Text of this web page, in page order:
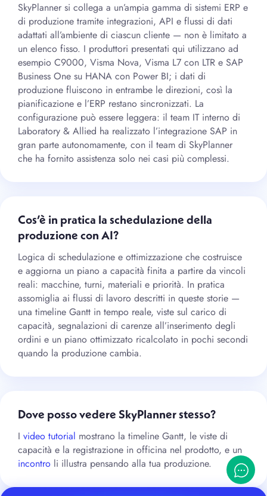
SkyPlanner si collega a un’ampia gamma di sistemi ERP e
di produzione tramite integrazioni, API e flussi di dati
adattati all’ambiente di ciascun cliente — non è limitato a
un elenco fisso. I produttori presentati qui utilizzano ad
esempio C9000, Visma Nova, Visma L7 con LTR e SAP
Business One su HANA con Power BI; i dati di
produzione fluiscono in entrambe le direzioni, così la
pianificazione e l’ERP restano sincronizzati. La
configurazione può essere leggera: il team IT interno di
Laboratory & Allied ha realizzato l’integrazione SAP in
gran parte autonomamente, con il team di SkyPlanner
che ha fornito assistenza solo nei casi più complessi.
Cos’è in pratica la schedulazione della
produzione con AI?
Logica di schedulazione e ottimizzazione che costruisce
e aggiorna un piano a capacità finita a partire da vincoli
reali: macchine, turni, materiali e priorità. In pratica
assomiglia ai flussi di lavoro descritti in queste storie —
una timeline Gantt in tempo reale, viste sul carico di
capacità, segnalazioni di carenze all’inserimento degli
ordini e un piano ottimizzato ricalcolato in pochi secondi
quando la produzione cambia.
Dove posso vedere SkyPlanner stesso?
I video tutorial mostrano la timeline Gantt, le viste di
capacità e la registrazione in officina nel prodotto, e un
incontro li illustra pensando alla tua produzione.